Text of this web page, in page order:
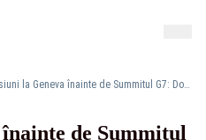
Tensiuni la Geneva înainte de Summitul G7: Donald Trump și liderii lumii decid soarta economiei globale
de Summitul